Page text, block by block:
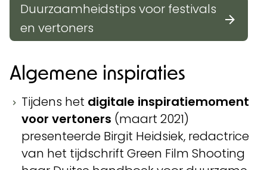
Duurzaamheidstips voor festivals
en vertoners
Algemene inspiraties
Tijdens het digitale inspiratiemoment
voor vertoners (maart 2021)
presenteerde Birgit Heidsiek, redactrice
van het tijdschrift Green Film Shooting